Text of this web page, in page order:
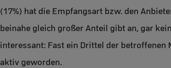
(17%) hat die Empfangsart bzw. den
beinahe gleich großer Anteil gibt an, gar
interessant: Fast ein Drittel der betroffenen
aktiv geworden.